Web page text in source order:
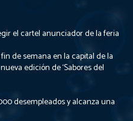
el cartel anunciador de la feria
de semana en la capital de la
edición de ‘Sabores del
desempleados y alcanza una